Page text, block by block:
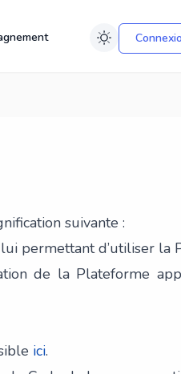
suivante :
permettant d’utiliser la
de la Plateforme
ici.